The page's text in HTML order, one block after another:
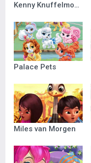
Kenny Knuffelmonster
Palace Pets
Miles van Morgen